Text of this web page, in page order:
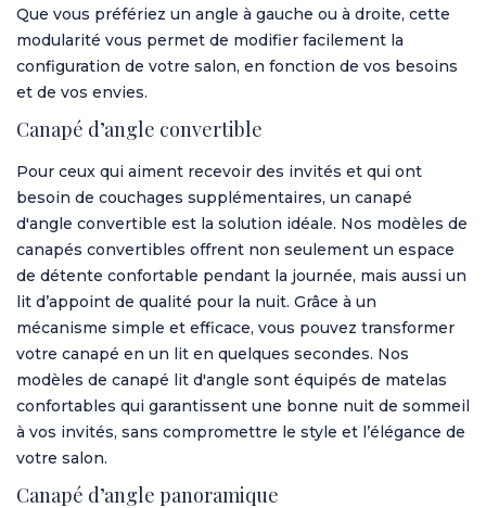
Que vous préfériez un angle à gauche ou à droite, cette
modularité vous permet de modifier facilement la
configuration de votre salon, en fonction de vos besoins
et de vos envies.
Canapé d’angle convertible
Pour ceux qui aiment recevoir des invités et qui ont
besoin de couchages supplémentaires, un canapé
d'angle convertible est la solution idéale. Nos modèles de
canapés convertibles offrent non seulement un espace
de détente confortable pendant la journée, mais aussi un
lit d’appoint de qualité pour la nuit. Grâce à un
mécanisme simple et efficace, vous pouvez transformer
votre canapé en un lit en quelques secondes. Nos
modèles de canapé lit d'angle sont équipés de matelas
confortables qui garantissent une bonne nuit de sommeil
à vos invités, sans compromettre le style et l’élégance de
votre salon.
Canapé d’angle panoramique